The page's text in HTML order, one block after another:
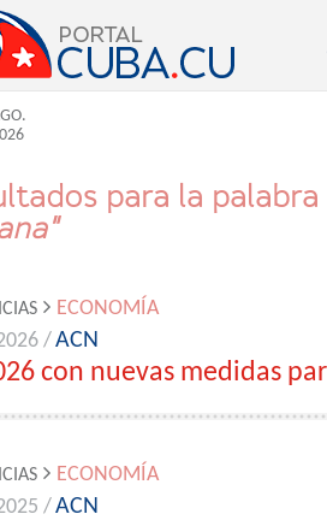
para la palabra
ECONOMÍA
/ACN
con nuevas medidas
ECONOMÍA
/ACN